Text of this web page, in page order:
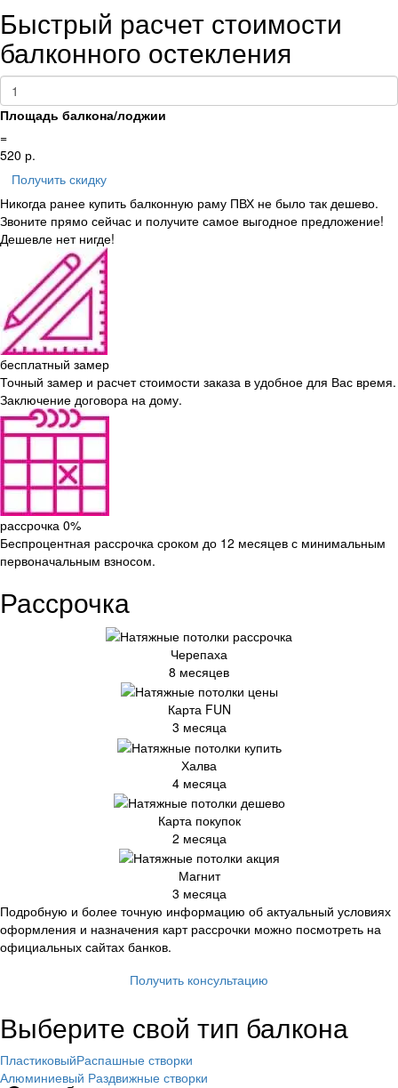
Быстрый расчет стоимости
балконного остекления
Площадь балкона/лоджии
=
520 р.
Получить скидку
Никогда ранее купить балконную раму ПВХ не было так дешево.
Звоните прямо сейчас и получите самое выгодное предложение!
Дешевле нет нигде!
бесплатный замер
Точный замер и расчет стоимости заказа в удобное для Вас время.
Заключение договора на дому.
рассрочка 0%
Беспроцентная рассрочка сроком до 12 месяцев с минимальным
первоначальным взносом.
Рассрочка
Черепаха
8 месяцев
Карта FUN
3 месяца
Халва
4 месяца
Карта покупок
2 месяца
Магнит
3 месяца
Подробную и более точную информацию об актуальный условиях
оформления и назначения карт рассрочки можно посмотреть на
официальных сайтах банков.
Получить консультацию
Выберите свой тип балкона
ПластиковыйРаспашные створки
Алюминиевый Раздвижные створки